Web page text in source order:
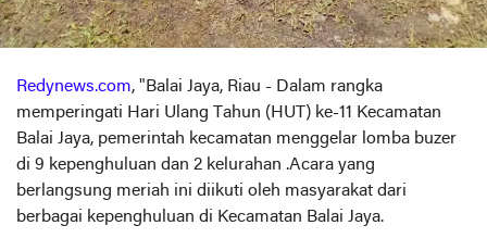
Redynews.com, "Balai Jaya, Riau - Dalam rangka
memperingati Hari Ulang Tahun (HUT) ke-11 Kecamatan
Balai Jaya, pemerintah kecamatan menggelar lomba buzer
di 9 kepenghuluan dan 2 kelurahan .Acara yang
berlangsung meriah ini diikuti oleh masyarakat dari
berbagai kepenghuluan di Kecamatan Balai Jaya.